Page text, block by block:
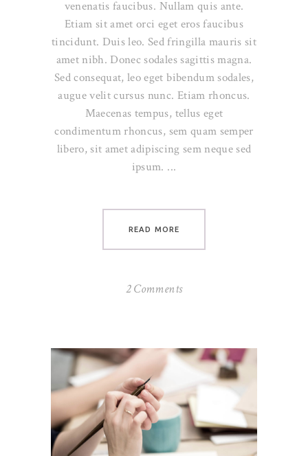
venenatis faucibus. Nullam quis ante.
Etiam sit amet orci eget eros faucibus
tincidunt. Duis leo. Sed fringilla mauris sit
amet nibh. Donec sodales sagittis magna.
Sed consequat, leo eget bibendum sodales,
augue velit cursus nunc. Etiam rhoncus.
Maecenas tempus, tellus eget
condimentum rhoncus, sem quam semper
libero, sit amet adipiscing sem neque sed
ipsum.
READ MORE
2 Comments